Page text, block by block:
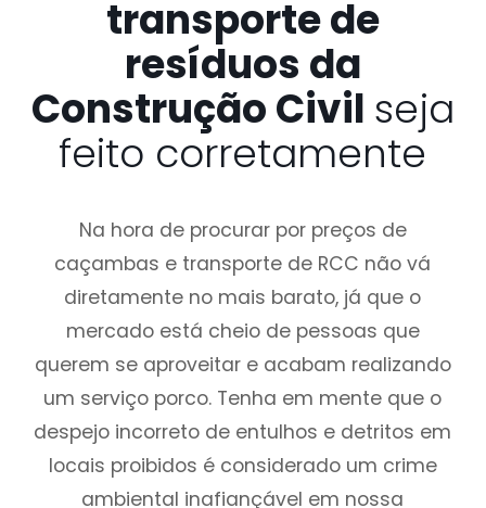
transporte de
resíduos da
Construção Civil seja
feito corretamente
Na hora de procurar por preços de
caçambas e transporte de RCC não vá
diretamente no mais barato, já que o
mercado está cheio de pessoas que
querem se aproveitar e acabam realizando
um serviço porco. Tenha em mente que o
despejo incorreto de entulhos e detritos em
locais proibidos é considerado um crime
ambiental inafiançável em nossa